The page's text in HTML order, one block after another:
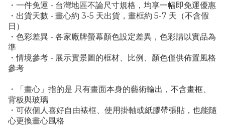
・一件免運 - 台灣地區不論尺寸規格，均享一幅即免運優惠
・出貨天數 - 畫心約 3-5 天出貨，畫框約 5-7 天（不含假
日）
・色彩差異 - 各家廠牌螢幕顏色設定差異，色彩請以實品為
準
・情境參考 - 展示實景圖的框材、比例、顏色僅供佈置風格
參考
・「畫心」指的是 只有畫面本身的藝術輸出，不含畫框、
背板與玻璃
・可依個人喜好自由裱框、使用掛軸或紙膠帶張貼，也能隨
心更換畫心風格